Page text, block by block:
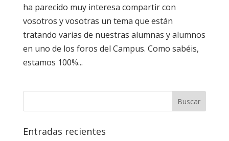
ha parecido muy interesa compartir con
vosotros y vosotras un tema que están
tratando varias de nuestras alumnas y alumnos
en uno de los foros del Campus. Como sabéis,
estamos 100%...
Entradas recientes